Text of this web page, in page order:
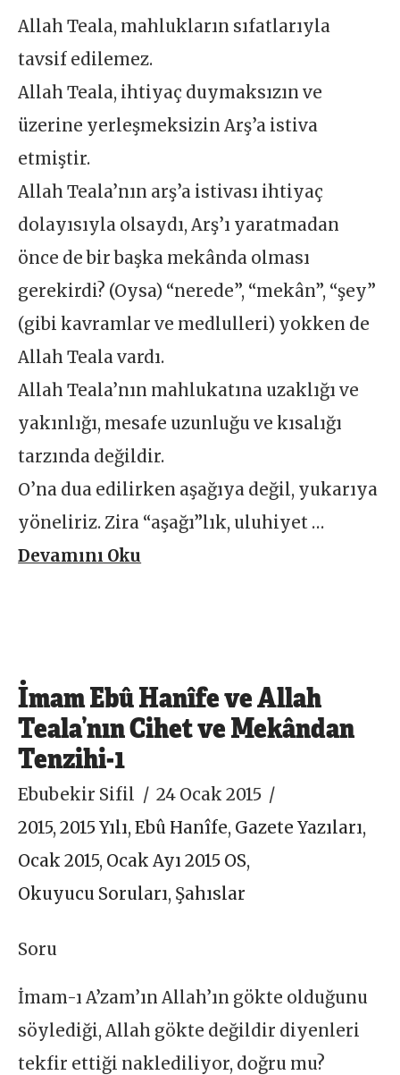
Allah Teala, mahlukların sıfatlarıyla
tavsif edilemez.
Allah Teala, ihtiyaç duymaksızın ve
üzerine yerleşmeksizin Arş’a istiva
etmiştir.
Allah Teala’nın arş’a istivası ihtiyaç
dolayısıyla olsaydı, Arş’ı yaratmadan
önce de bir başka mekânda olması
gerekirdi? (Oysa) “nerede”, “mekân”, “şey”
(gibi kavramlar ve medlulleri) yokken de
Allah Teala vardı.
Allah Teala’nın mahlukatına uzaklığı ve
yakınlığı, mesafe uzunluğu ve kısalığı
tarzında değildir.
O’na dua edilirken aşağıya değil, yukarıya
yöneliriz. Zira “aşağı”lık, uluhiyet …
Devamını Oku
İmam Ebû Hanîfe ve Allah
Teala’nın Cihet ve Mekândan
Tenzihi-1
Ebubekir Sifil
24 Ocak 2015
2015,2015 Yılı,Ebû Hanîfe, Gazete Yazıları,
Ocak 2015, Ocak Ayı 2015 OS,
Okuyucu Soruları, Şahıslar
Soru
İmam-ı A’zam’ın Allah’ın gökte olduğunu
söylediği, Allah gökte değildir diyenleri
tekfir ettiği naklediliyor, doğru mu?